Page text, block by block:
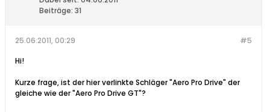
Beiträge: 31
#5
25.06.2011, 00:29
Hi!
Kurze frage, ist der hier verlinkte Schläger "Aero Pro Drive" der
gleiche wie der "Aero Pro Drive GT"?